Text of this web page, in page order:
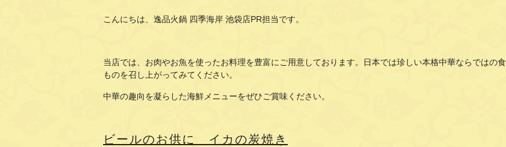
こんにちは、逸品火鍋 四季海岸 池袋店PR担当です。
当店では、お肉やお魚を使ったお料理を豊富にご用意しております。日本では珍しい本格中華ならではの
ものを召し上がってみてください。
中華の趣向を凝らした海鮮メニューをぜひご賞味ください。
ビールのお供に イカの炭焼き